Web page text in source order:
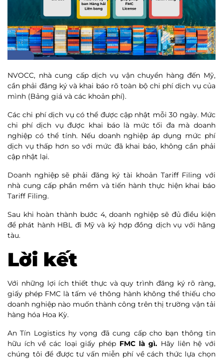
NVOCC, nhà cung cấp dịch vụ vận chuyển hàng đến Mỹ,
cần phải đăng ký và khai báo rõ toàn bộ chi phí dịch vụ của
mình (Bảng giá và các khoản phí).
Các chi phí dịch vụ có thể được cập nhật mỗi 30 ngày. Mức
chi phí dịch vụ được khai báo là mức tối đa mà doanh
nghiệp có thể tính. Nếu doanh nghiệp áp dụng mức phí
dịch vụ thấp hơn so với mức đã khai báo, không cần phải
cập nhật lại.
Doanh nghiệp sẽ phải đăng ký tài khoản Tariff Filing với
nhà cung cấp phần mềm và tiến hành thực hiện khai báo
Tariff Filing.
Sau khi hoàn thành bước 4, doanh nghiệp sẽ đủ điều kiện
để phát hành HBL đi Mỹ và ký hợp đồng dịch vụ với hãng
tàu.
Lời kết
Với những lợi ích thiết thực và quy trình đăng ký rõ ràng,
giấy phép FMC là tấm vé thông hành không thể thiếu cho
doanh nghiệp nào muốn thành công trên thị trường vận tải
hàng hóa Hoa Kỳ.
An Tín Logistics hy vọng đã cung cấp cho bạn thông tin
hữu ích về các loại giấy phép FMC là gì. Hãy liên hệ với
chúng tôi để được tư vấn miễn phí về cách thức lựa chọn